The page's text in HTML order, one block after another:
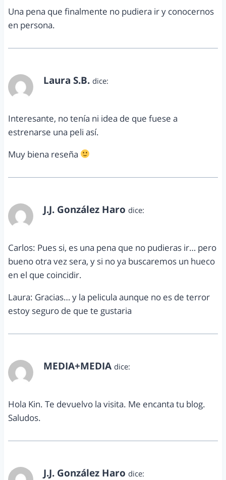
Una pena que finalmente no pudiera ir y conocernos
en persona.
Laura S.B. dice:
Interesante, no tenía ni idea de que fuese a
estrenarse una peli así.
Muy biena reseña
J.J. González Haro dice:
Carlos: Pues si, es una pena que no pudieras ir… pero
bueno otra vez sera, y si no ya buscaremos un hueco
en el que coincidir.
Laura: Gracias… y la pelicula aunque no es de terror
estoy seguro de que te gustaria
MEDIA+MEDIA dice:
Hola Kin. Te devuelvo la visita. Me encanta tu blog.
Saludos.
J.J. González Haro dice: